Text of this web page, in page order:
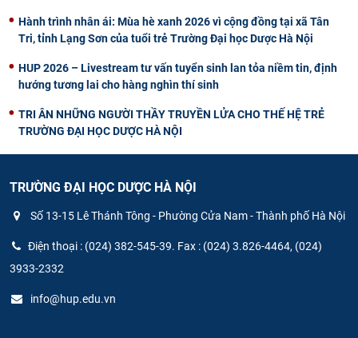
Hành trình nhân ái: Mùa hè xanh 2026 vì cộng đồng tại xã Tân
Tri, tỉnh Lạng Sơn của tuổi trẻ Trường Đại học Dược Hà Nội
HUP 2026 – Livestream tư vấn tuyển sinh lan tỏa niềm tin, định
hướng tương lai cho hàng nghìn thí sinh
TRI ÂN NHỮNG NGƯỜI THẦY TRUYỀN LỬA CHO THẾ HỆ TRẺ
TRƯỜNG ĐẠI HỌC DƯỢC HÀ NỘI
TRƯỜNG ĐẠI HỌC DƯỢC HÀ NỘI
Số 13-15 Lê Thánh Tông - Phường Cửa Nam - Thành phố Hà Nội
Điện thoại : (024) 382-545-39. Fax : (024) 3.826-4464, (024)
3933-2332
info@hup.edu.vn